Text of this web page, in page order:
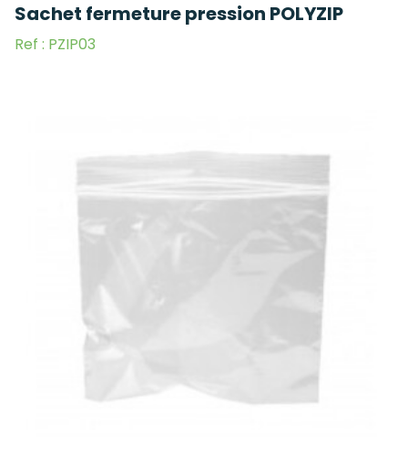
Sachet fermeture pression POLYZIP
Ref : PZIP03